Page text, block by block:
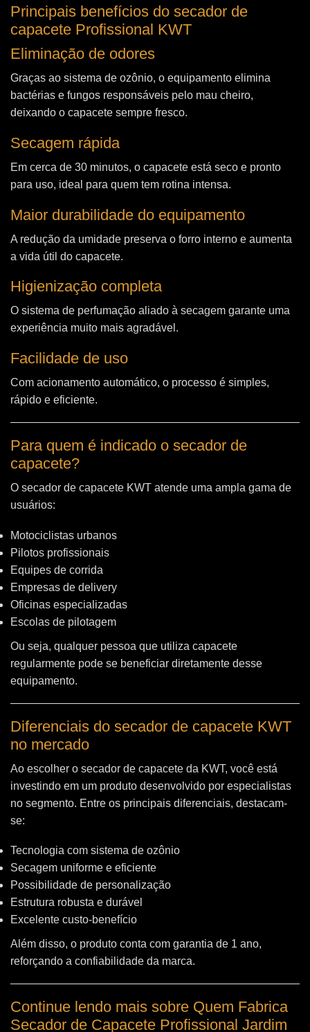
Principais benefícios do secador de
capacete Profissional KWT
Eliminação de odores
Graças ao sistema de ozônio, o equipamento elimina
bactérias e fungos responsáveis pelo mau cheiro,
deixando o capacete sempre fresco.
Secagem rápida
Em cerca de 30 minutos, o capacete está seco e pronto
para uso, ideal para quem tem rotina intensa.
Maior durabilidade do equipamento
A redução da umidade preserva o forro interno e aumenta
a vida útil do capacete.
Higienização completa
O sistema de perfumação aliado à secagem garante uma
experiência muito mais agradável.
Facilidade de uso
Com acionamento automático, o processo é simples,
rápido e eficiente.
Para quem é indicado o secador de
capacete?
O secador de capacete KWT atende uma ampla gama de
usuários:
Motociclistas urbanos
Pilotos profissionais
Equipes de corrida
Empresas de delivery
Oficinas especializadas
Escolas de pilotagem
Ou seja, qualquer pessoa que utiliza capacete
regularmente pode se beneficiar diretamente desse
equipamento.
Diferenciais do secador de capacete KWT
no mercado
Ao escolher o secador de capacete da KWT, você está
investindo em um produto desenvolvido por especialistas
no segmento. Entre os principais diferenciais, destacam-
se:
Tecnologia com sistema de ozônio
Secagem uniforme e eficiente
Possibilidade de personalização
Estrutura robusta e durável
Excelente custo-benefício
Além disso, o produto conta com garantia de 1 ano,
reforçando a confiabilidade da marca.
Continue lendo mais sobre Quem Fabrica
Secador de Capacete Profissional Jardim